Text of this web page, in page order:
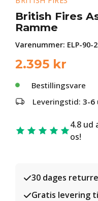
British Fires
Ramme
Varenummer: ELP-90-
2.395 kr
Bestillingsvare
Leveringstid: 3-6
4.8 ud
os!
30 dages
Gratis levering